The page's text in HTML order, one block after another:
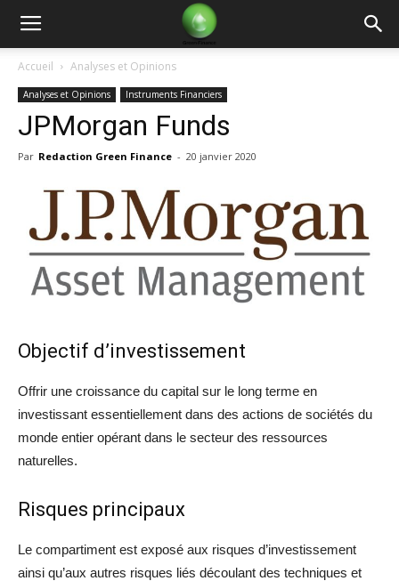
Green
Finance
Accueil Analyses et Opinions
Analyses et Opinions Instruments Financiers
JPMorgan Funds
Par Redaction Green Finance - 20 janvier 2020
Objectif d’investissement
Offrir une croissance du capital sur le long terme en
investissant essentiellement dans des actions de sociétés du
monde entier opérant dans le secteur des ressources
naturelles.
Risques principaux
Le compartiment est exposé aux risques d’investissement
ainsi qu’aux autres risques liés découlant des techniques et